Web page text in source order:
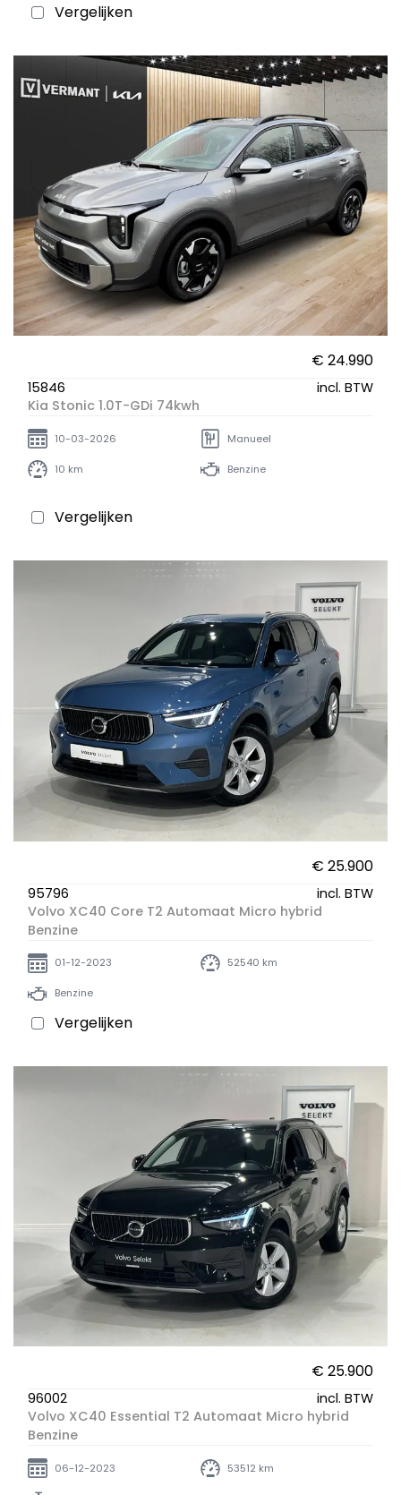
Vergelijken
€ 24.990
15846
incl. BTW
Kia Stonic 1.0T-GDi 74kwh
10-03-2026 Manueel
10 km Benzine
Vergelijken
€ 25.900
95796
incl. BTW
Volvo XC40 Core T2 Automaat Micro hybrid
Benzine
01-12-2023 52540 km
Benzine
Vergelijken
€ 25.900
96002
incl. BTW
Volvo XC40 Essential T2 Automaat Micro hybrid
Benzine
06-12-2023 53512 km